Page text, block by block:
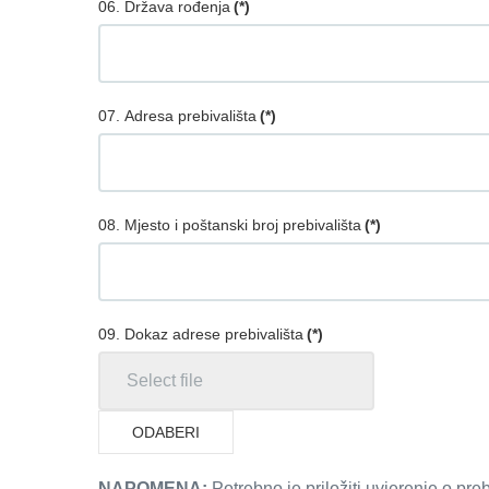
06. Država rođenja (*)
07. Adresa prebivališta (*)
08. Mjesto i poštanski broj prebivališta (*)
09. Dokaz adrese prebivališta (*)
ODABERI